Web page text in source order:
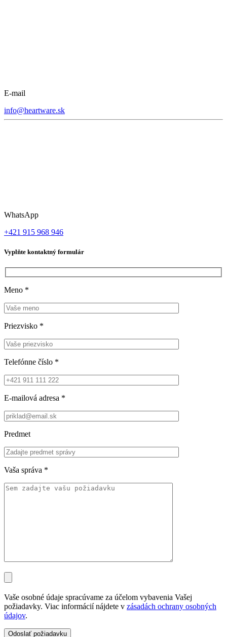
E-mail
info@heartware.sk
WhatsApp
+421 915 968 946
Vyplňte kontaktný formulár
Meno *
Priezvisko *
Telefónne číslo *
E-mailová adresa *
Predmet
Vaša správa *
Vaše osobné údaje spracúvame za účelom vybavenia Vašej
požiadavky. Viac informácií nájdete v zásadách ochrany osobných
údajov.